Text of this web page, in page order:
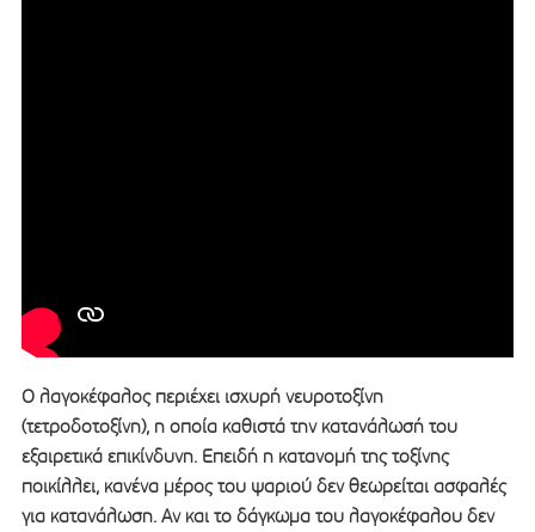
Ο λαγοκέφαλος περιέχει ισχυρή νευροτοξίνη
(τετροδοτοξίνη), η οποία καθιστά την κατανάλωσή του
εξαιρετικά επικίνδυνη. Επειδή η κατανομή της τοξίνης
ποικίλλει, κανένα μέρος του ψαριού δεν θεωρείται ασφαλές
για κατανάλωση. Αν και το δάγκωμα του λαγοκέφαλου δεν